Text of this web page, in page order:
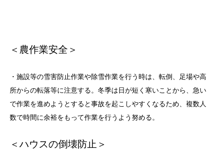
＜農作業安全＞
・施設等の雪害防止作業や除雪作業を行う時は、転倒、足場や高
所からの転落等に注意する。冬季は日が短く寒いことから、急い
で作業を進めようとすると事故を起こしやすくなるため、複数人
数で時間に余裕をもって作業を行うよう努める。
＜ハウスの倒壊防止＞